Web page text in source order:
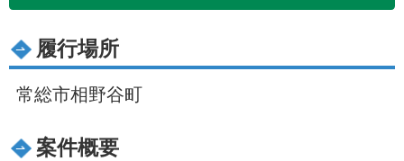
履行場所
常総市相野谷町
案件概要